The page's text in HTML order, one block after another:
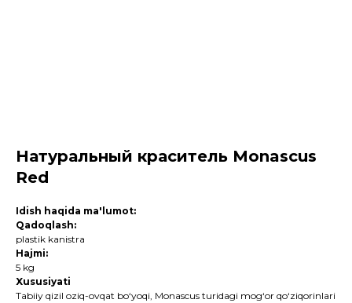
Натуральный краситель Monascus
Red
Idish haqida ma'lumot:
Qadoqlash:
plastik kanistra
Hajmi:
5 kg
Xususiyati
Tabiiy qizil oziq-ovqat bo‘yoqi, Monascus turidagi mog‘or qo‘ziqorinlari